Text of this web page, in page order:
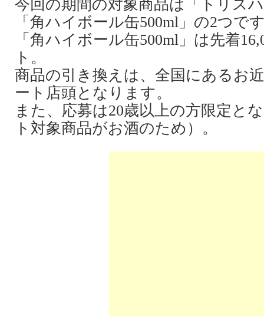
今回の期間の対象商品は「トリス
「角ハイボール缶500ml」の2つで
「角ハイボール缶500ml」は先着
ト。
商品の引き換えは、全国にあるお
ート店頭となります。
また、応募は20歳以上の方限定と
ト対象商品がお酒のため）。